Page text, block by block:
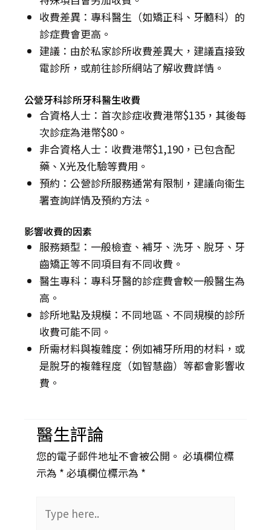
收費差異：專科醫生（如矯正科、牙髓科）的
診症費會更高。
建議：由於私家診所收費差異大，建議直接致
電診所，或前往診所網站了解收費詳情。
公營牙科診所牙科醫生收費
合資格人士：首次診症收費港幣$135，其後每
次診症為港幣$80。
非合資格人士：收費港幣$1,190，已包含配
藥、X光及化驗等費用。
預約：公營診所服務通常有限制，建議向衞生
署查詢詳情及預約方法。
影響收費的因素
服務類型：一般檢查、補牙、洗牙、脫牙、牙
齒矯正等不同項目有不同收費。
醫生專科：專科牙醫的診症費會較一般醫生為
高。
診所地點及規模：不同地區、不同規模的診所
收費可能不同。
所需材料與複雜度：例如補牙所用的材料，或
是脫牙的複雜程度（如智慧齒）等都會影響收
費。
醫生評論
您的電子郵件地址不會被公開。 必填欄位標
示為 * 必填欄位標示為 *
here..